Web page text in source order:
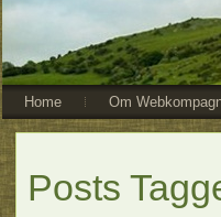
Home Om
Posts